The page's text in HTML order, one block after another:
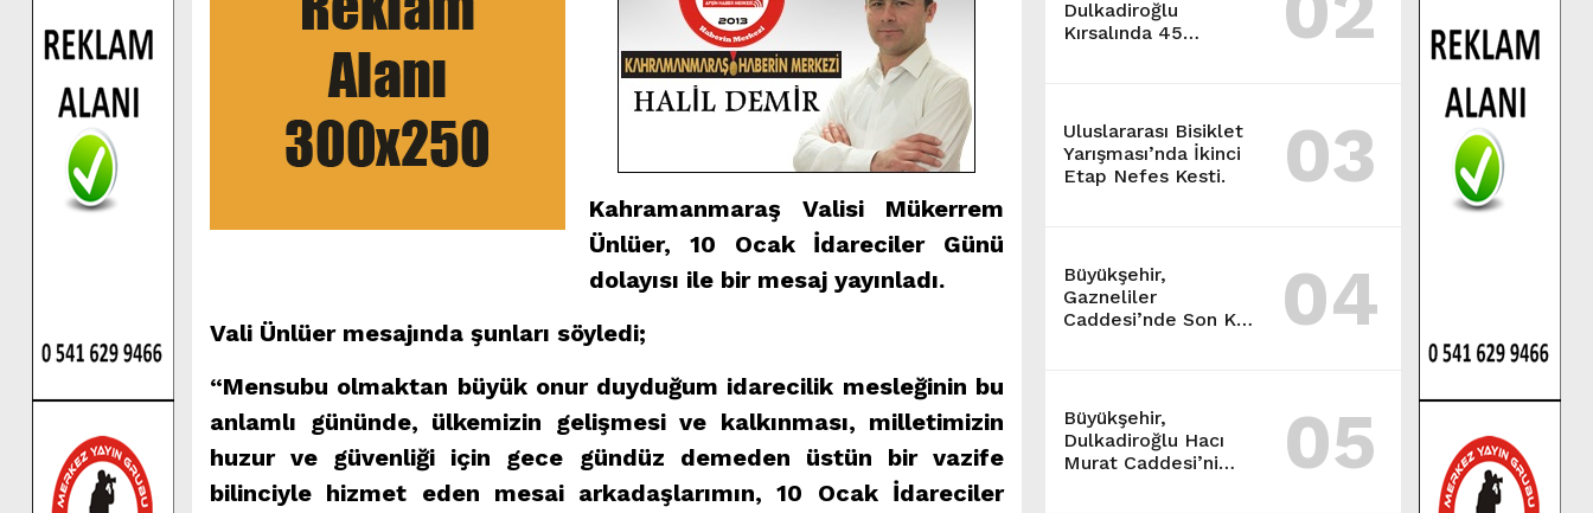
Dulkadiroğlu
Kırsalında 45
Uluslararası Bisiklet
Yarışması’nda İkinci
Etap Nefes Kesti.
03
Büyükşehir,
Gazneliler
Caddesi’nde Son Kat
04
Büyükşehir,
Dulkadiroğlu Hacı
Murat Caddesi’ni
05
Kahramanmaraş Valisi Mükerrem
Ünlüer, 10 Ocak İdareciler Günü
dolayısı ile bir mesaj yayınladı.
Vali Ünlüer mesajında şunları söyledi;
“Mensubu olmaktan büyük onur duyduğum idarecilik mesleğinin bu
anlamlı gününde, ülkemizin gelişmesi ve kalkınması, milletimizin
huzur ve güvenliği için gece gündüz demeden üstün bir vazife
bilinciyle hizmet eden mesai arkadaşlarımın, 10 Ocak İdareciler